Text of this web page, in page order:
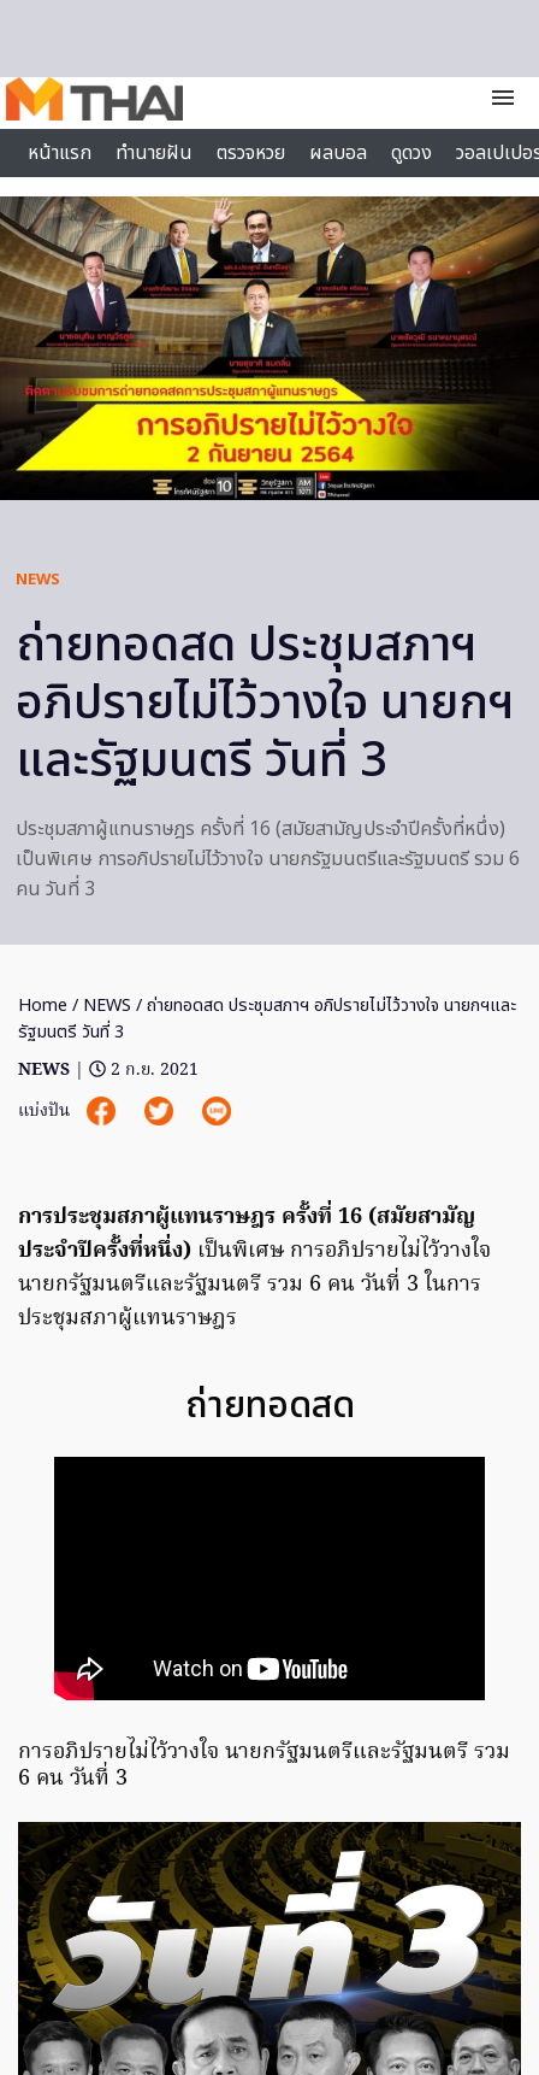
menu
หน้าแรก
ทำนายฝัน ตรวจหวย ผลบอล ดูดวง
วอลเปเป
ไลฟ์สไตล์
NEWS
ถ่ายทอดสด ประชุมสภาฯ
อภิปรายไม่ไว้วางใจ นายกฯ
และรัฐมนตรี วันที่ 3
ประชุมสภาผู้แทนราษฎร ครั้งที่ 16 (สมัยสามัญประจำปีครั้งที่หนึ่ง)
เป็นพิเศษ การอภิปรายไม่ไว้วางใจ นายกรัฐมนตรีและรัฐมนตรี รวม 6
คน วันที่ 3
Home / NEWS / ถ่ายทอดสด ประชุมสภาฯ อภิปรายไม่ไว้วางใจ นายกฯและ
รัฐมนตรี วันที่ 3
NEWS |
2 ก.ย. 2021
แบ่งปัน
การประชุมสภาผู้แทนราษฎร ครั้งที่ 16 (สมัยสามัญ
ประจำปีครั้งที่หนึ่ง) เป็นพิเศษ การอภิปรายไม่ไว้วางใจ
นายกรัฐมนตรีและรัฐมนตรี รวม 6 คน วันที่ 3 ในการ
ประชุมสภาผู้แทนราษฎร
ถ่ายทอดสด
การอภิปรายไม่ไว้วางใจ นายกรัฐมนตรีและรัฐมนตรี รวม
6 คน วันที่ 3